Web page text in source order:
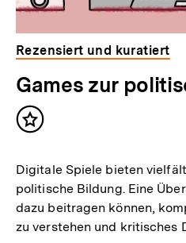
Rezensiert und kuratiert
Games zur
Inhalt
Digitale Spiele bieten
politische Bildung. Eine
dazu beitragen können,
zu verstehen und kritisches